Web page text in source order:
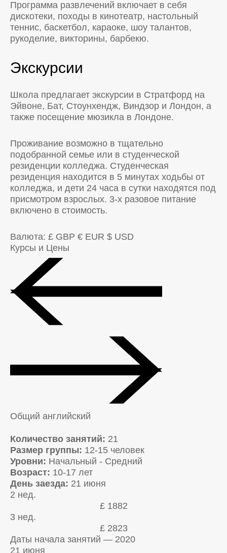
Программа развлечений включает в себя
дискотеки, походы в кинотеатр, настольный
теннис, баскетбол, караоке, шоу талантов,
рукоделие, викторины, барбекю.
Экскурсии
Школа предлагает экскурсии в Стратфорд на
Эйвоне, Бат, Стоунхендж, Виндзор и Лондон, а
также посещение мюзикла в Лондоне.
Проживание возможно в тщательно
подобранной семье или в студенческой
резиденции колледжа. Студенческая
резиденция находится в 5 минутах ходьбы от
колледжа, и дети 24 часа в сутки находятся под
присмотром взрослых. 3-х разовое питание
включено в стоимость.
Валюта: £ GBP € EUR $ USD
Курсы и Цены
Общий английский
Количество занятий: 21
Размер группы: 12-15 человек
Уровни: Начальный - Средний
Возраст: 10-17 лет
День заезда: 21 июня
2 нед.
£ 1882
3 нед.
£ 2823
Даты начала занятий — 2020
21 июня